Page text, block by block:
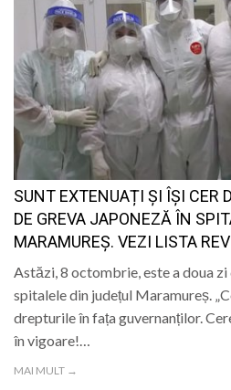
SUNT EXTENUAȚI ȘI ÎȘI CER
DE GREVA JAPONEZĂ ÎN
MARAMUREȘ. VEZI LISTA
Astăzi, 8 octombrie, este a doua
spitalele din județul Maramureș.
drepturile în fața guvernanților.
în vigoare!…
MAI MULT →